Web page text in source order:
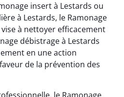
insert à Lestards ou
à Lestards, le Ramonage
à nettoyer efficacement
débistrage à Lestards
en une action
de la prévention des
le Ramonage